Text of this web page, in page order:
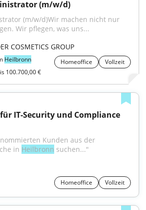
(m/w/d)
(m/w/d)Wir machen nicht nur
Wir pflegen, was uns...
COSMETICS GROUP
Heilbronn Homeoffice
Vollzeit
100.700,00 €
IT-Security und Compliance
Kunden aus der
in Heilbronn suchen..."
Homeoffice Vollzeit